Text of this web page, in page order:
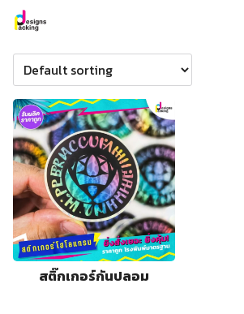
Skip
content
for:
for:
@packingdesigns
สติ๊กเกอร์กันปลอม